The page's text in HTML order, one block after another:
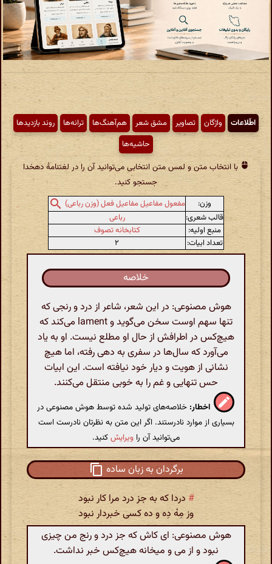
اطّلاعات واژگان تصاویر مشق شعر هم‌آهنگ‌ها ترانه‌ها
روند بازدیدها
حاشیه‌ها
با انتخاب متن و لمس متن انتخابی می‌توانید آن را در لغتنامهٔ دهخدا
جستجو کنید.
وزن:
مفعول مفاعیل مفاعیل فعل (وزن رباعی)
قالب شعری:
رباعی
منبع اولیه:
کتابخانه تصوف
تعداد ابیات:
۲
خلاصه
هوش مصنوعی: در این شعر، شاعر از درد و رنجی که
تنها سهم اوست سخن می‌گوید و lament می‌کند که
هیچ‌کس در اطرافش از حال او مطلع نیست. او به یاد
می‌آورد که سال‌ها در سفری به دهی رفته، اما هیچ
نشانی از هویت و دیار خود نیافته است. این ابیات
حس تنهایی و غم را به خوبی منتقل می‌کنند.
اخطار: خلاصه‌های تولید شده توسط هوش مصنوعی در
بسیاری از موارد نادرستند. اگر این متن به نظرتان نادرست است
می‌توانید آن را ویرایشکنید.
برگردان به زبان ساده
# دردا که به جز درد مرا کار نبود
وز مِهْ دِه و ده کسی خبردار نبود
هوش مصنوعی: ای کاش که جز درد و رنج من چیزی
نبود و از می و میخانه هیچ‌کس خبر نداشت.